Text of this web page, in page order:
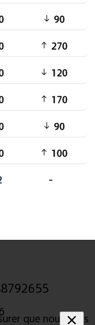
90
270
120
170
90
100
-
que nous vous